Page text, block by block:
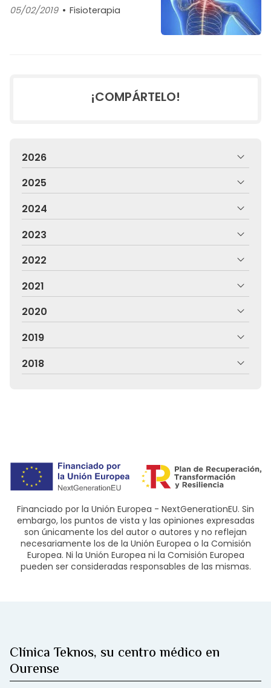
05/02/2019 Fisioterapia
¡COMPÁRTELO!
2026
2025
2024
2023
2022
2021
2020
2019
2018
Financiado por la Unión Europea - NextGenerationEU. Sin
embargo, los puntos de vista y las opiniones expresadas
son únicamente los del autor o autores y no reflejan
necesariamente los de la Unión Europea o la Comisión
Europea. Ni la Unión Europea ni la Comisión Europea
pueden ser consideradas responsables de las mismas.
Clínica Teknos, su centro médico en
Ourense